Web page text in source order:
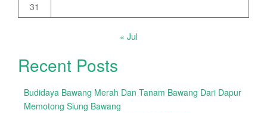
31
« Jul
Recent Posts
Budidaya Bawang Merah Dan Tanam Bawang Dari Dapur
Memotong Siung Bawang